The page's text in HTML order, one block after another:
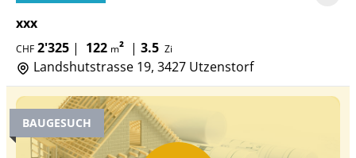
xxx
CHF 2'325 | 122 m² | 3.5 Zi
Landshutstrasse 19, 3427 Utzenstorf
BAUGESUCH